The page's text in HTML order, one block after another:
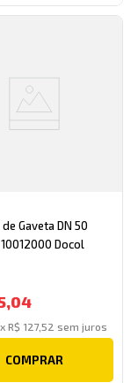
Gaveta DN 50
Docol
,04
x R$ 127,52 sem juros
COMPRAR